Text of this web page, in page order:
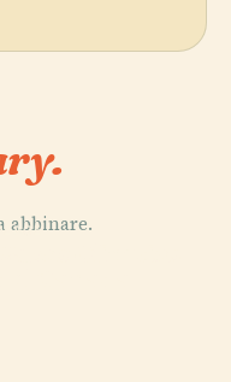
abbinare.